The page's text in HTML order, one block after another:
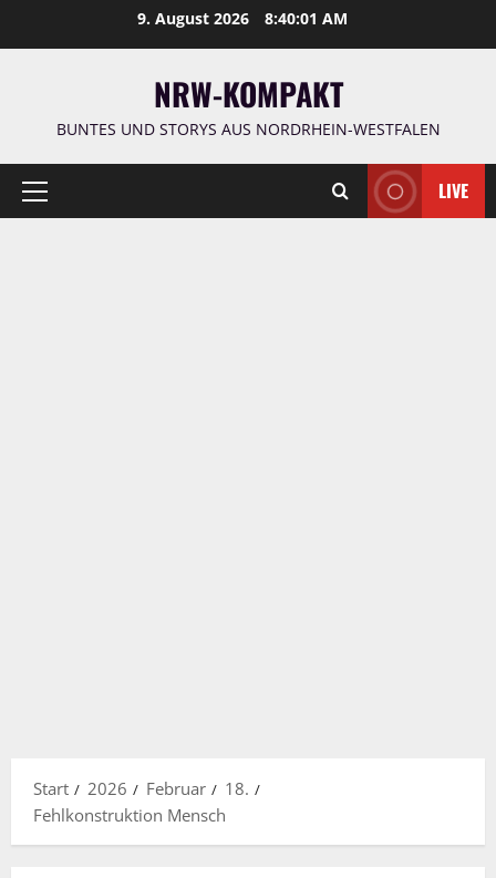
9. August 2026 8:40:02 AM
NRW-KOMPAKT
BUNTES UND STORYS AUS NORDRHEIN-WESTFALEN
Primäres
LIVE
Start 2026 Februar
18.
Fehlkonstruktion Mensch